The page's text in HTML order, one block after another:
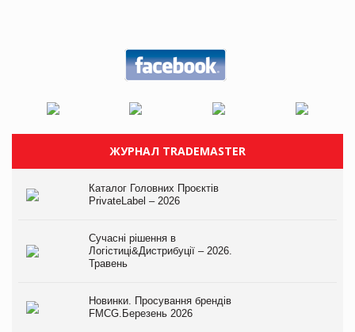
ЖУРНАЛ TRADEMASTER
Каталог Головних Проєктів
PrivateLabel – 2026
Сучасні рішення в
Логістиці&Дистрибуції – 2026.
Травень
Новинки. Просування брендів
FMCG.Березень 2026